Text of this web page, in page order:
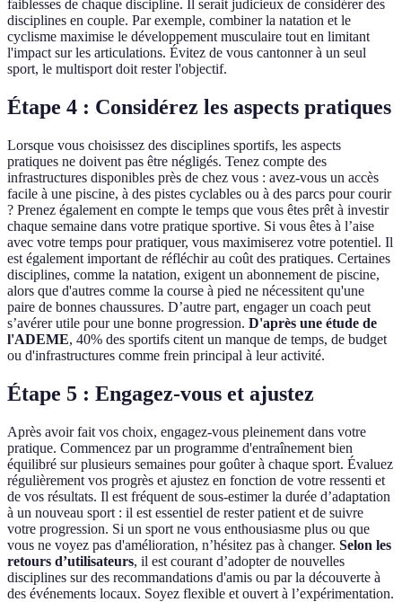
faiblesses de chaque discipline. Il serait judicieux de considérer des
disciplines en couple. Par exemple, combiner la natation et le
cyclisme maximise le développement musculaire tout en limitant
l'impact sur les articulations. Évitez de vous cantonner à un seul
sport, le multisport doit rester l'objectif.
Étape 4 : Considérez les aspects pratiques
Lorsque vous choisissez des disciplines sportifs, les aspects
pratiques ne doivent pas être négligés. Tenez compte des
infrastructures disponibles près de chez vous : avez-vous un accès
facile à une piscine, à des pistes cyclables ou à des parcs pour courir
? Prenez également en compte le temps que vous êtes prêt à investir
chaque semaine dans votre pratique sportive. Si vous êtes à l’aise
avec votre temps pour pratiquer, vous maximiserez votre potentiel. Il
est également important de réfléchir au coût des pratiques. Certaines
disciplines, comme la natation, exigent un abonnement de piscine,
alors que d'autres comme la course à pied ne nécessitent qu'une
paire de bonnes chaussures. D’autre part, engager un coach peut
s’avérer utile pour une bonne progression. D'après une étude de
l'ADEME, 40% des sportifs citent un manque de temps, de budget
ou d'infrastructures comme frein principal à leur activité.
Étape 5 : Engagez-vous et ajustez
Après avoir fait vos choix, engagez-vous pleinement dans votre
pratique. Commencez par un programme d'entraînement bien
équilibré sur plusieurs semaines pour goûter à chaque sport. Évaluez
régulièrement vos progrès et ajustez en fonction de votre ressenti et
de vos résultats. Il est fréquent de sous-estimer la durée d’adaptation
à un nouveau sport : il est essentiel de rester patient et de suivre
votre progression. Si un sport ne vous enthousiasme plus ou que
vous ne voyez pas d'amélioration, n’hésitez pas à changer. Selon les
retours d’utilisateurs, il est courant d’adopter de nouvelles
disciplines sur des recommandations d'amis ou par la découverte à
des événements locaux. Soyez flexible et ouvert à l’expérimentation.